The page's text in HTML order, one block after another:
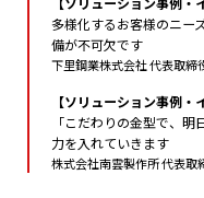
多様化するお客様のニー
備が不可欠です
下里鋼業株式会社 代表取締
【ソリューション事例・
「こだわりの金型で、
力を入れていきます
株式会社南雲製作所 代表取